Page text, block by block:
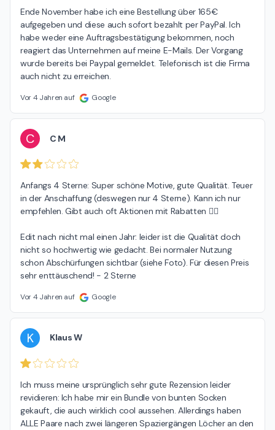
Ende November habe ich eine Bestellung über 165€
aufgegeben und diese auch sofort bezahlt per PayPal. Ich
habe weder eine Auftragsbestätigung bekommen, noch
reagiert das Unternehmen auf meine E-Mails. Der Vorgang
wurde bereits bei Paypal gemeldet. Telefonisch ist die Firma
auch nicht zu erreichen.
Vor 4 Jahren auf Google
C C M
Anfangs 4 Sterne: Super schöne Motive, gute Qualität. Teuer
in der Anschaffung (deswegen nur 4 Sterne). Kann ich nur
empfehlen. Gibt auch oft Aktionen mit Rabatten 👌🏻
Edit nach nicht mal einen Jahr: leider ist die Qualität doch
nicht so hochwertig wie gedacht. Bei normaler Nutzung
schon Abschürfungen sichtbar (siehe Foto). Für diesen Preis
sehr enttäuschend! - 2 Sterne
Vor 4 Jahren auf Google
K Klaus W
Ich muss meine ursprünglich sehr gute Rezension leider
revidieren: Ich habe mir ein Bundle von bunten Socken
gekauft, die auch wirklich cool aussehen. Allerdings haben
ALLE Paare nach zwei längeren Spaziergängen Löcher an den